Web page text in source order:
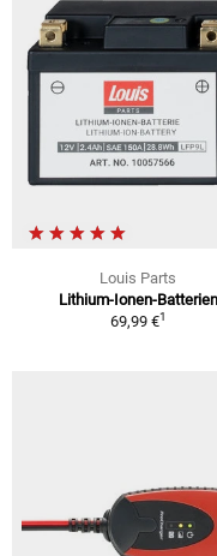
Louis Parts
Lithium-Ionen-Batterien
69,99 €1